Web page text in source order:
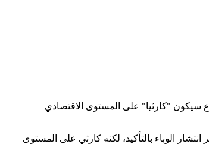
"كارثيا" على المستوى الاقتصادي
الوباء بالتأكيد، لكنه كارثي على المستوى